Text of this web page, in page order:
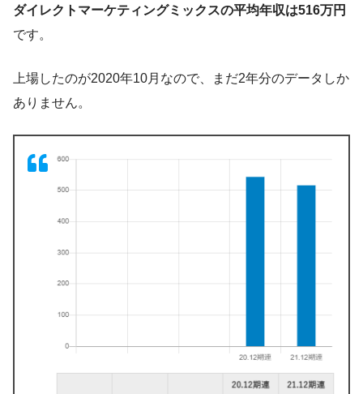
ダイレクトマーケティングミックスの平均年収は516万円
です。
上場したのが2020年10月なので、まだ2年分のデータしか
ありません。